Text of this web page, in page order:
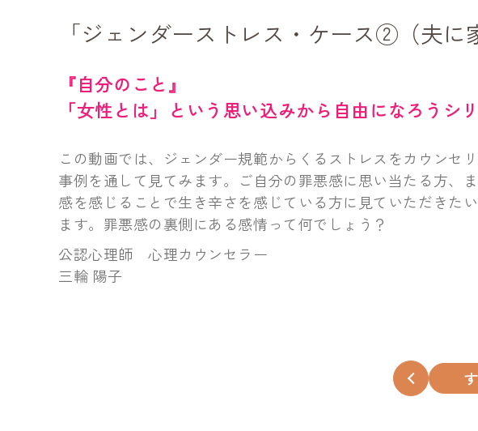
「ジェンダーストレス・ケース②（夫に
『自分のこと』
「女性とは」という思い込みから自由になろうシ
この動画では、ジェンダー規範からくるストレスをカウンセ
事例を通して見てみます。ご自分の罪悪感に思い当たる方、
感を感じることで生き辛さを感じている方に見ていただきた
ます。罪悪感の裏側にある感情って何でしょう？
公認心理師 心理カウンセラー
三輪 陽子